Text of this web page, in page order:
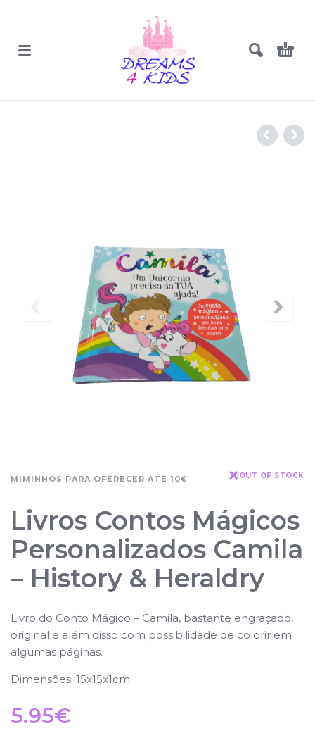
MIMINHOS PARA OFERECER ATÉ 10€ OUT OF STOCK
Livros Contos Mágicos
Personalizados Camila
– History & Heraldry
Livro do Conto Mágico – Camila, bastante engraçado,
original e além disso com possibilidade de colorir em
algumas páginas.
Dimensões: 15x15x1cm
5.95€